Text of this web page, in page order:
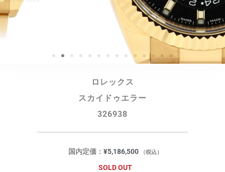
ロレックス
スカイドゥエラー
326938
国内定価： ¥5,186,500 （税込）
SOLD OUT